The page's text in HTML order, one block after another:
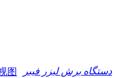
دستگاه برش لیزر فیبر